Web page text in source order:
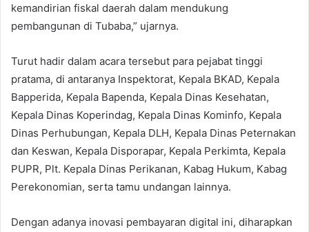
kemandirian fiskal daerah dalam mendukung
pembangunan di Tubaba,” ujarnya.
Turut hadir dalam acara tersebut para pejabat tinggi
pratama, di antaranya Inspektorat, Kepala BKAD, Kepala
Bapperida, Kepala Bapenda, Kepala Dinas Kesehatan,
Kepala Dinas Koperindag, Kepala Dinas Kominfo, Kepala
Dinas Perhubungan, Kepala DLH, Kepala Dinas Peternakan
dan Keswan, Kepala Disporapar, Kepala Perkimta, Kepala
PUPR, Plt. Kepala Dinas Perikanan, Kabag Hukum, Kabag
Perekonomian, serta tamu undangan lainnya.
Dengan adanya inovasi pembayaran digital ini, diharapkan